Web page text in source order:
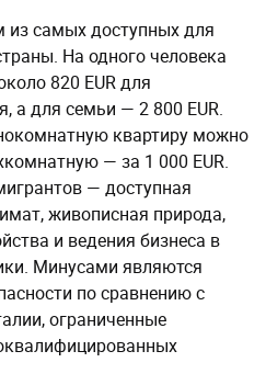
из самых доступных для
На одного человека
820 EUR для
а для семьи — 2 800 EUR.
квартиру можно
— за 1 000 EUR.
— доступная
живописная природа,
и ведения бизнеса в
Минусами являются
по сравнению с
ограниченные